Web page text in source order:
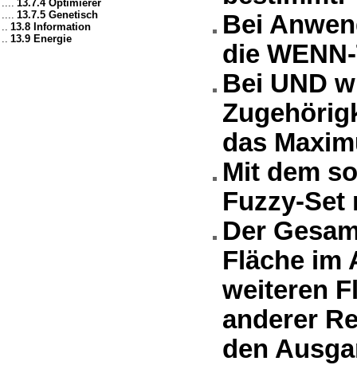
.... 13.7.4 Optimierer
.... 13.7.5 Genetisch
.. 13.8 Information
.. 13.9 Energie
Bei
die
Bei UND
das
Mit dem
Fuzzy-Set
Der
Fläche im
weiteren
anderer
den